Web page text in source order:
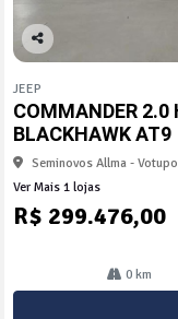
Co
arti
lhe
JEEP
COMMANDER 2.0
BLACKHAWK AT9
Seminovos Allma -
Ver Mais 1 lojas
R$ 299.476,00
0 km